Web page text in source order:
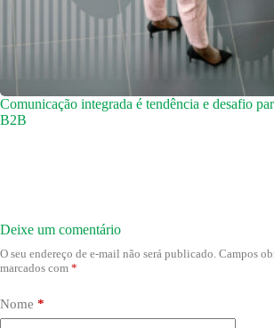
Comunicação integrada é tendência e desafio
B2B
Deixe um comentário
O seu endereço de e-mail não será publicado. Campos
marcados com *
Nome *